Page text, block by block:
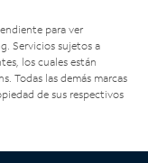
para ver
Servicios sujetos a
los cuales están
Todas las demás marcas
de sus respectivos